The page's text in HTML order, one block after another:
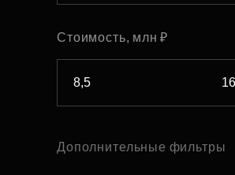
Стоимость, млн ₽
Дополнительные фильтры